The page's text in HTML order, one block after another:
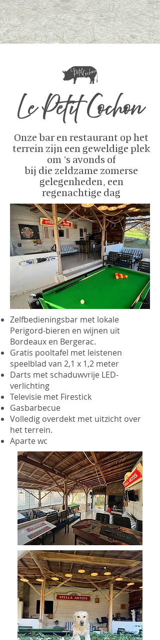
Le Petit Cochon
Onze bar en restaurant op het
terrein zijn een geweldige plek
om 's avonds of
bij die zeldzame zomerse
gelegenheden, een
regenachtige dag
Zelfbedieningsbar met lokale
Perigord-bieren en wijnen uit
Bordeaux en Bergerac.
Gratis pooltafel met leistenen
speelblad van 2,1 x 1,2 meter
Darts met schaduwvrije LED-
verlichting
Televisie met Firestick
Gasbarbecue
Volledig overdekt met uitzicht over
het terrein.
Aparte wc